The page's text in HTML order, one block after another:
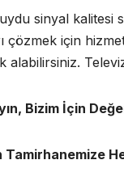
sinyal kalitesi
çözmek için
alabilirsiniz.
Bizim İçin
Tamirhanemize